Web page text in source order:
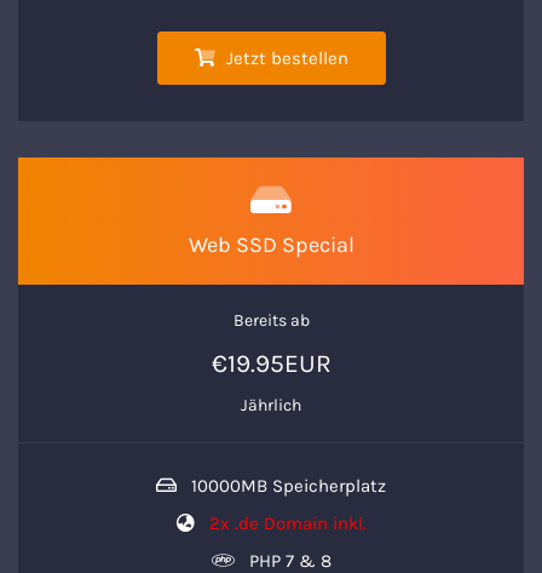
Jetzt bestellen
Web SSD Special
Bereits ab
€19.95EUR
Jährlich
10000MB Speicherplatz
2x .de Domain inkl.
PHP 7 & 8